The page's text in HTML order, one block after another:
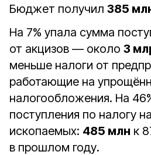
Бюджет получил 385
На 7% упала сумма
от акцизов — около 3
меньше налоги от
работающие на
налогообложения. На
поступления по налогу
ископаемых: 485 млн к
в прошлом году.